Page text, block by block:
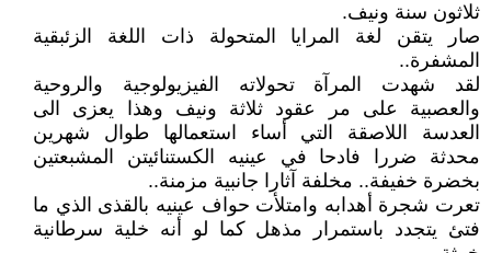
ثلاثون سنة ونيف.
صار يتقن لغة المرايا المتحولة ذات اللغة الزئبقية
المشفرة..
لقد شهدت المرآة تحولاته الفيزيولوجية والروحية
والعصبية على مر عقود ثلاثة ونيف وهذا يعزى الى
العدسة اللاصقة التي أساء استعمالها طوال شهرين
محدثة ضررا فادحا في عينيه الكستنائيتن المشبعتين
بخضرة خفيفة.. مخلفة آثارا جانبية مزمنة..
تعرت شجرة أهدابه وامتلأت حواف عينيه بالقذى الذي ما
فتئ يتجدد باستمرار مذهل كما لو أنه خلية سرطانية